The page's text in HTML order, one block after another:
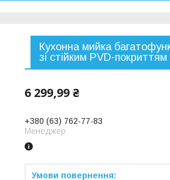
Кухонна мийка
зі стійким PVD-
6 299,99 ₴
+380 (63) 762-77-83
Менеджер